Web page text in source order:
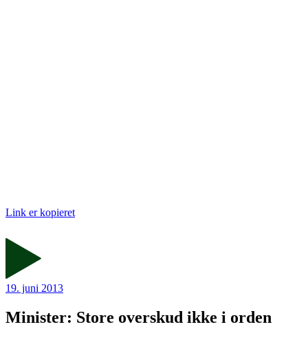
Link er kopieret
19. juni 2013
Minister: Store overskud ikke i orden